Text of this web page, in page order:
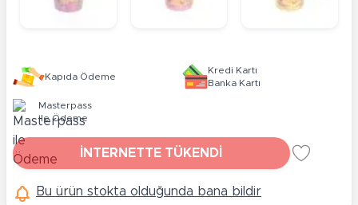
Kapıda Ödeme
Kredi Kartı
Banka Kartı
Masterpass
ile Ödeme
İNTERNETTE TÜKENDİ
Bu ürün stokta olduğunda bana bildir